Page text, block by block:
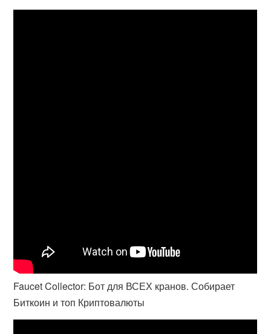
Faucet Collector: Бот для ВСЕХ кранов. Собирает
Биткоин и топ Криптовалюты